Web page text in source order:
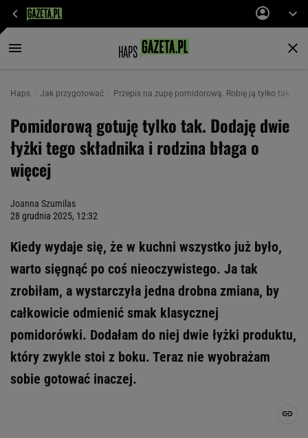
Haps Jak przygotować Przepis na zupę pomidorową. Robię ją tylko tak.
Pomidorową gotuję tylko tak. Dodaję dwie
łyżki tego składnika i rodzina błaga o
więcej
Joanna Szumilas
28 grudnia 2025, 12:32
Kiedy wydaje się, że w kuchni wszystko już było,
warto sięgnąć po coś nieoczywistego. Ja tak
zrobiłam, a wystarczyła jedna drobna zmiana, by
całkowicie odmienić smak klasycznej
pomidorówki. Dodałam do niej dwie łyżki produktu,
który zwykle stoi z boku. Teraz nie wyobrażam
sobie gotować inaczej.